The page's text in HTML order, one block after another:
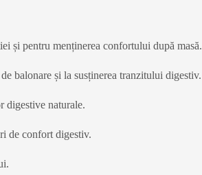
și pentru menținerea confortului după masă.
balonare și la susținerea tranzitului digestiv.
digestive naturale.
de confort digestiv.